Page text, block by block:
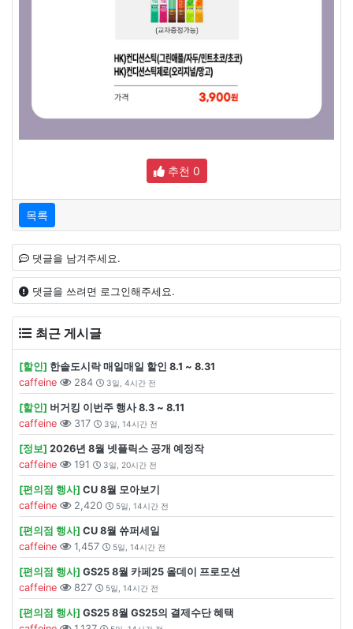
추천 0
목록
댓글을 남겨주세요.
댓글을 쓰려면 로그인해주세요.
최근 게시글
[할인] 한솥도시락 매일매일 할인 8.1 ~ 8.31
caffeine
284 3일, 4시간 전
[할인] 버거킹 이번주 행사 8.3 ~ 8.11
caffeine
317 3일, 14시간 전
[정보] 2026년 8월 넷플릭스 공개 예정작
caffeine
191 3일, 20시간 전
[편의점 행사] CU 8월 모아보기
caffeine
2,420 5일, 14시간 전
[편의점 행사] CU 8월 쓔퍼세일
caffeine
1,457 5일, 14시간 전
[편의점 행사] GS25 8월 카페25 올데이 프로모션
caffeine
827 5일, 14시간 전
[편의점 행사] GS25 8월 GS25의 결제수단 혜택